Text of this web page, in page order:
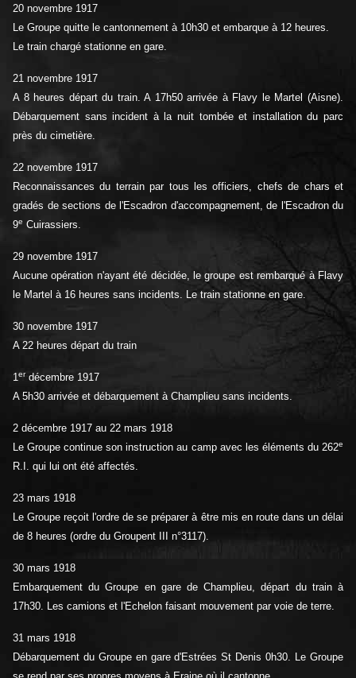
20 novembre 1917
Le Groupe quitte le cantonnement à 10h30 et embarque à 12 heures.
Le train chargé stationne en gare.
21 novembre 1917
A 8 heures départ du train. A 17h50 arrivée à Flavy le Martel (Aisne).
Débarquement sans incident à la nuit tombée et installation du parc
près du cimetière.
22 novembre 1917
Reconnaissances du terrain par tous les officiers, chefs de chars et
gradés de sections de l'Escadron d'accompagnement, de l'Escadron du
9e Cuirassiers.
29 novembre 1917
Aucune opération n'ayant été décidée, le groupe est rembarqué à Flavy
le Martel à 16 heures sans incidents. Le train stationne en gare.
30 novembre 1917
A 22 heures départ du train
1erdécembre 1917
A 5h30 arrivée et débarquement à Champlieu sans incidents.
2 décembre 1917 au 22 mars 1918
Le Groupe continue son instruction au camp avec les éléments du 262e
R.I. qui lui ont été affectés.
23 mars 1918
Le Groupe reçoit l'ordre de se préparer à être mis en route dans un délai
de 8 heures (ordre du Groupent III n°3117).
30 mars 1918
Embarquement du Groupe en gare de Champlieu, départ du train à
17h30. Les camions et l'Echelon faisant mouvement par voie de terre.
31 mars 1918
Débarquement du Groupe en gare d'Estrées St Denis 0h30. Le Groupe